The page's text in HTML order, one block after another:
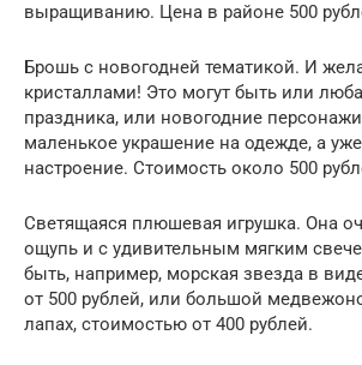
выращиванию. Цена в районе 500
Брошь с новогодней тематикой. И
кристаллами! Это могут быть или
праздника, или новогодние
маленькое украшение на одежде, а
настроение. Стоимость около 500
Светящаяся плюшевая игрушка. Она
ощупь и с удивительным мягким
быть, например, морская звезда в
от 500 рублей, или большой
лапах, стоимостью от 400 рублей.